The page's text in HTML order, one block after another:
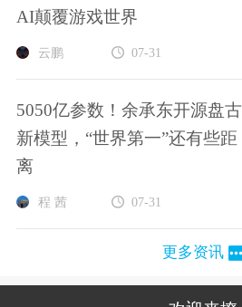
AI颠覆游戏世界
云鹏 07-31
5050亿参数！余承东开源盘古
新模型，“世界第一”还有些距
离
程 茜 07-31
更多资讯